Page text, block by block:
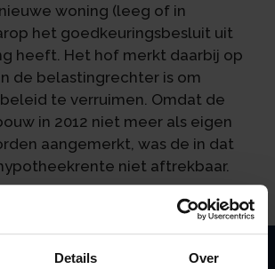
Details Over
woning (leeg of in
het goedkeuringsbesluit uit
heeft. Het hof merkt daarbij op
de belastingrechter is om
te verruimen. Omdat de
in 2012 niet meer als eigen
aangemerkt, was de in dat
niet aftrekbaar.